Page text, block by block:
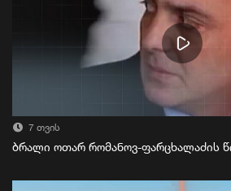
7 თვის
ბრალი ოთარ რომანოვ-ფარცხალაძის